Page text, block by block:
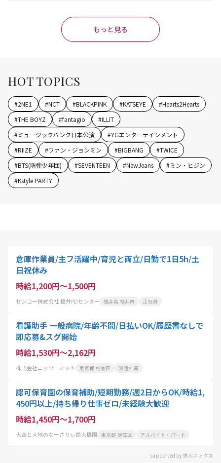
もっと見る
HOT TOPICS
#2NE1 #NCT #BLACKPINK #KATSEYE #Hearts2Hearts
#THE BOYZ #fantagio #ILLIT
#ミュージックバンク日本公演 #YGエンターテインメント
#RIIZE #ファン・ジョンミン #BIGBANG #TWICE
#BTS(防弾少年団) #SEVENTEEN #NewJeans #ミン・ヒジン
#Kstyle PARTY
倉庫作業員/主フ活躍中/育児と両立/日勤で1日5h/土
日祝休み
時給1,200円～1,500円
センコー株式会社 福井PDセンター 福井県 福井市 正社員
看護助手 一般病院/年齢不問/日払いOK/履歴書なしで
即応募&スグ開始
時給1,530円～2,162円
株式会社ニッソーネット 東京都 杉並区 派遣社員
認可保育園の保育補助/短期勤務/週2日からOK/時給1,
450円以上/持ち帰り仕事ゼロ/未経験大歓迎
時給1,450円～1,700円
大空と大地のなーさりぃ扇大橋園 東京都 足立区 アルバイト・パート
supported by 求人ボックス